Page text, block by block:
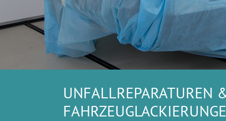
UNFALLREPARATUREN